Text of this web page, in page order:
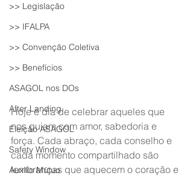
>> Legislação
>> IFALPA
>> Convenção Coletiva
>> Benefícios
ASAGOL nos DOs
After Landing
Eleição ASAGOL
Safety Window
Auxílio Mútuo
Hoje é dia de celebrar aqueles que
nos guiam com amor, sabedoria e
força. Cada abraço, cada conselho e
cada momento compartilhado são
lembranças que aquecem o coração e